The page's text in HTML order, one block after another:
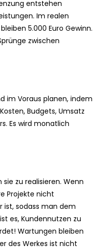
entstehen
Im realen
5.000 Euro Gewinn.
zwischen
im Voraus planen, indem
Budgets, Umsatz
Es wird monatlich
zu realisieren. Wenn
Projekte nicht
ist, sodass man dem
es, Kundennutzen zu
Wartungen bleiben
des Werkes ist nicht